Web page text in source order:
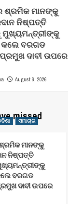
ଶ୍ରମିକ ମାନଙ୍କୁ
ନିଷ୍ପତ୍ତି
ମୁଖ୍ୟମନ୍ତ୍ରୀଙ୍କୁ
କଲେ ବରଗଡ
ପ୍ରମୁଖ ଦାବୀ ଉପରେ
August 6, 2026
missed
ସମାଚାର
ମାନଙ୍କୁ
ନିଷ୍ପତ୍ତି
ବରଗଡ
ଦାବୀ ଉପରେ